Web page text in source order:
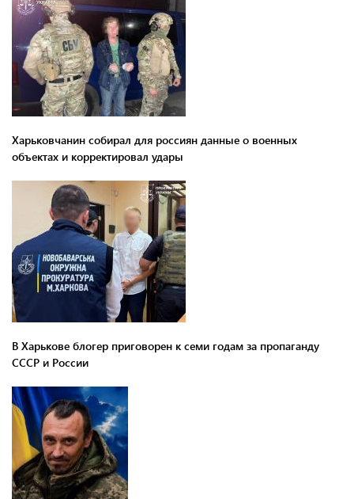
Харьковчанин собирал для россиян данные о военных
объектах и ​​корректировал удары
В Харькове блогер приговорен к семи годам за пропаганду
СССР и России